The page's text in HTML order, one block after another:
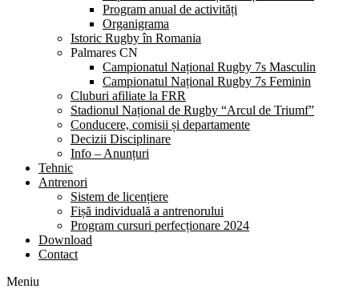
Program anual de activități
Organigrama
Istoric Rugby în Romania
Palmares CN
Campionatul Național Rugby 7s Masculin
Campionatul Național Rugby 7s Feminin
Cluburi afiliate la FRR
Stadionul Național de Rugby “Arcul de Triumf”
Conducere, comisii și departamente
Decizii Disciplinare
Info – Anunțuri
Tehnic
Antrenori
Sistem de licențiere
Fișă individuală a antrenorului
Program cursuri perfecționare 2024
Download
Contact
Meniu